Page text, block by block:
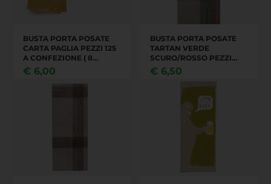
BUSTA PORTA POSATE
CARTA PAGLIA PEZZI 125
A CONFEZIONE ( 8
CONEFZIONI IN UN
CARTONE )(014909)
€ 6,00
BUSTA PORTA POSATE
TARTAN VERDE
SCURO/ROSSO PEZZI
125X8
€ 6,50